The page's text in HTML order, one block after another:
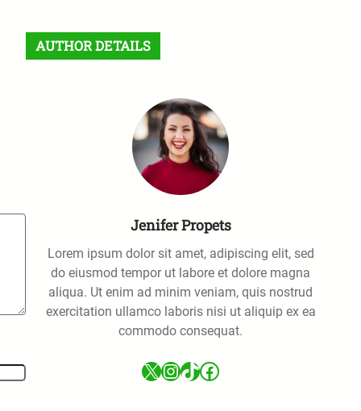
r
c
AUTHOR DETAILS
Jenifer Propets
Lorem ipsum dolor sit amet, adipiscing elit, sed
do eiusmod tempor ut labore et dolore magna
aliqua. Ut enim ad minim veniam, quis nostrud
exercitation ullamco laboris nisi ut aliquip ex ea
commodo consequat.
X InstagramTikTok Facebook